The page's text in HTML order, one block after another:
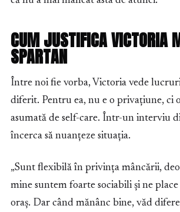
CUM JUSTIFICA VICTORIA
SPARTAN
Între noi fie vorba, Victoria vede
diferit. Pentru ea, nu e o privațiune, ci
asumată de self-care. Într-un interviu
încerca să nuanțeze situația.
„Sunt flexibilă în privința mâncării,
mine suntem foarte sociabili și ne
oraș. Dar când mănânc bine, văd